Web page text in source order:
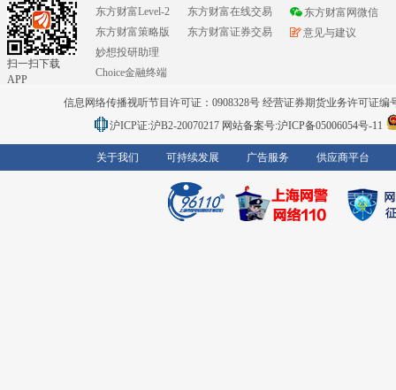
扫一扫下载
APP
东方财富Level-2
东方财富策略版
妙想投研助理
Choice金融终端
东方财富在线交易
东方财富证券交易
东方财富网微信
意见与建议
信息网络传播视听节目许可证：0908328号 经营证券期货业务许可证编
沪ICP证:沪B2-20070217 网站备案号:沪ICP备05006054号-11
关于我们 可持续发展 广告服务 供应商平台